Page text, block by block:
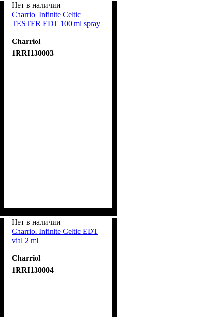
Нет в наличии
Charriol Infinite Celtic
TESTER EDT 100 ml spray
Charriol
1RRI130003
Нет в наличии
Charriol Infinite Celtic EDT
vial 2 ml
Charriol
1RRI130004